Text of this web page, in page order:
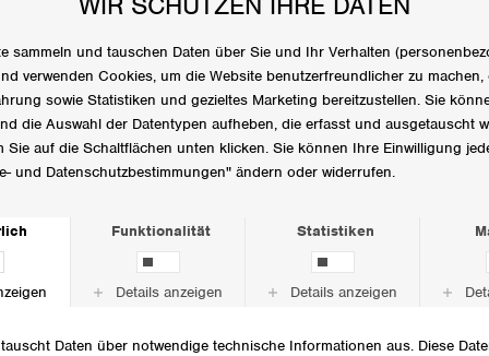
MSCHMojo Logo Beanie
EUR 29,95